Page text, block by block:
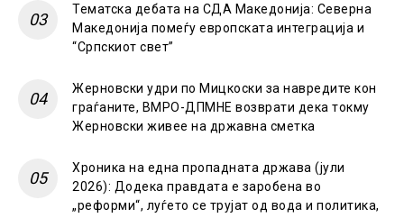
Тематска дебата на СДА Македонија: Северна
Македонија помеѓу европската интеграција и
“Српскиот свет”
Жерновски удри по Мицкоски за навредите кон
граѓаните, ВМРО-ДПМНЕ возврати дека токму
Жерновски живее на државна сметка
Хроника на една пропадната држава (јули
2026): Додека правдата е заробена во
„реформи“, луѓето се трујат од вода и политика,